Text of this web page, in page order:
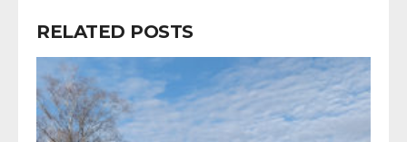
RELATED POSTS